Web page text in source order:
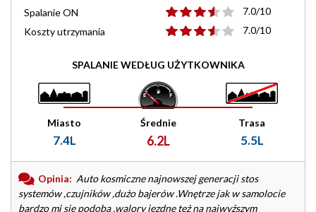
Spalanie ON
7.0/10
Koszty utrzymania
7.0/10
SPALANIE WEDŁUG UŻYTKOWNIKA
Miasto
7.4L
Średnie
6.2L
Trasa
5.5L
Opinia: Auto kosmiczne najnowszej generacji stos
systemów ,czujników ,dużo bajerów .Wnętrze jak w samolocie
bardzo mi się podoba ,walory jezdne też na najwyższym